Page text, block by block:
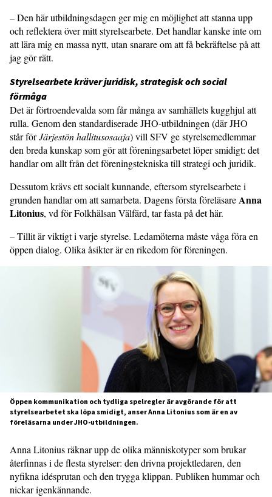
– Den här utbildningsdagen ger mig en möjlighet att stanna upp
och reflektera över mitt styrelsearbete. Det handlar kanske inte om
att lära mig en massa nytt, utan snarare om att få bekräftelse på att
jag gör rätt.
Styrelsearbete kräver juridisk, strategisk och social
förmåga
Det är förtroendevalda som får många av samhällets kugghjul att
rulla. Genom den standardiserade JHO-utbildningen (där JHO
står förJärjestön hallitusosaaja) vill SFV ge styrelsemedlemmar
den breda kunskap som gör att föreningsarbetet löper smidigt: det
handlar om allt från det föreningstekniska till strategi och juridik.
Dessutom krävs ett socialt kunnande, eftersom styrelsearbete i
grunden handlar om att samarbeta. Dagens första föreläsareAnna
Litonius, vd för Folkhälsan Välfärd, tar fasta på det här.
– Tillit är viktigt i varje styrelse. Ledamöterna måste våga föra en
öppen dialog. Olika åsikter är en rikedom för föreningen.
Öppen kommunikation och tydliga spelregler är avgörande för att
styrelsearbetet ska löpa smidigt, anser Anna Litonius som är en av
föreläsarna under JHO-utbildningen.
Anna Litonius räknar upp de olika människotyper som brukar
återfinnas i de flesta styrelser: den drivna projektledaren, den
nyfikna idésprutan och den trygga klippan. Publiken hummar och
nickar igenkännande.